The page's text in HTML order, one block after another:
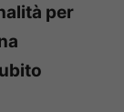
per